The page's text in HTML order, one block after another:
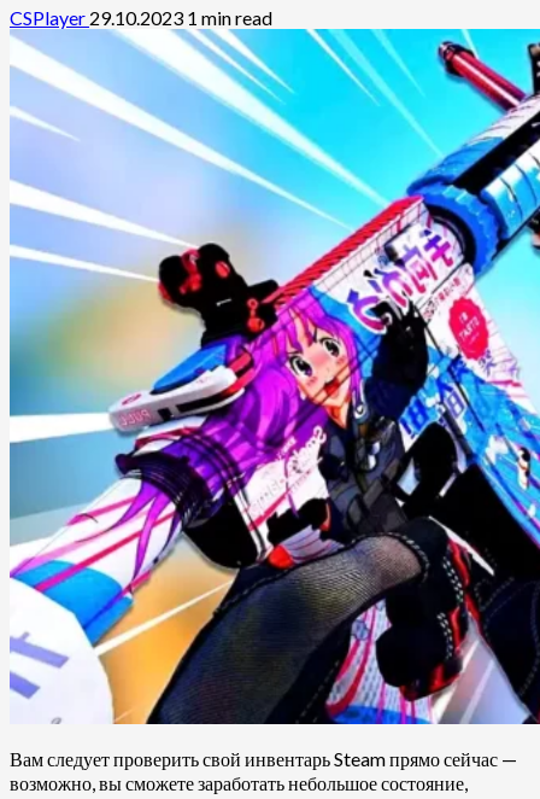
CSPlayer 29.10.2023 1 min read
Вам следует проверить свой инвентарь Steam прямо сейчас —
возможно, вы сможете заработать небольшое состояние,